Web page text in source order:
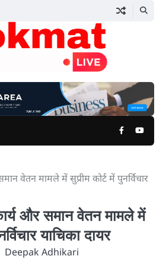
Facebook
वेतन मामले में सुप्रीम कोर्ट में पुनर्विचार
और समान वेतन मामले में
याचिका दायर
Deepak Adhikari